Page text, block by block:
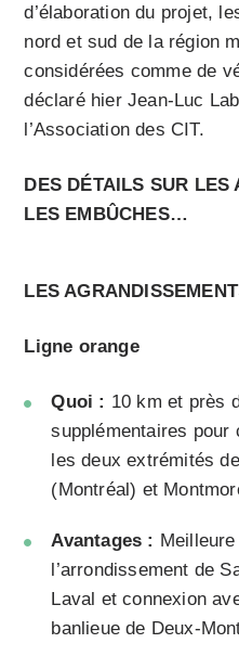
d’élaboration du projet,
nord et sud de la région
considérées comme de
déclaré hier Jean-Luc
l’Association des CIT.
DES DÉTAILS SUR LES
LES EMBÛCHES…
LES AGRANDISSEMENT
Ligne orange
Quoi : 10 km et près
supplémentaires pour
les deux extrémités
(Montréal) et
Avantages :
l’arrondissement de
Laval et connexion
banlieue de Deux-